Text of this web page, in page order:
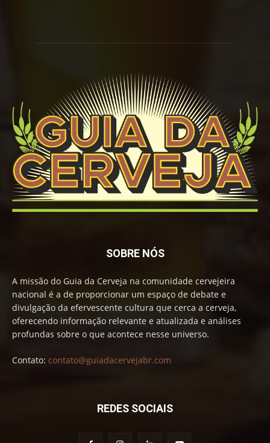
SOBRE NÓS
A missão do Guia da Cerveja na comunidade cervejeira
nacional é a de proporcionar um espaço de debate e
divulgação da efervescente cultura que cerca a cerveja,
oferecendo informação relevante e atualizada e análises
profundas sobre o que acontece nesse universo.
Contato: contato@guiadacervejabr.com
REDES SOCIAIS